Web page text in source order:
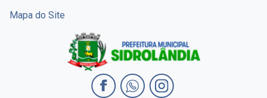
Mapa do Site